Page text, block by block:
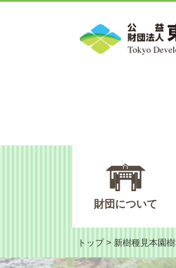
文
財団について
トップ > 新樹種見本園